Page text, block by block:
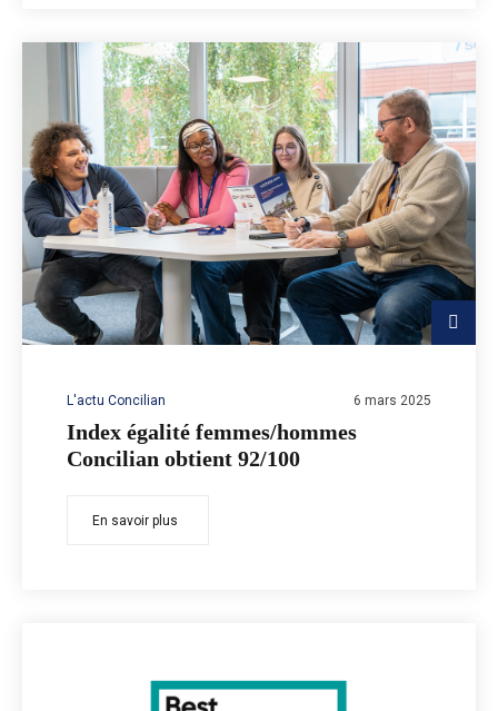
L'actu Concilian 6 mars 2025
Index égalité femmes/hommes
Concilian obtient 92/100
En savoir plus